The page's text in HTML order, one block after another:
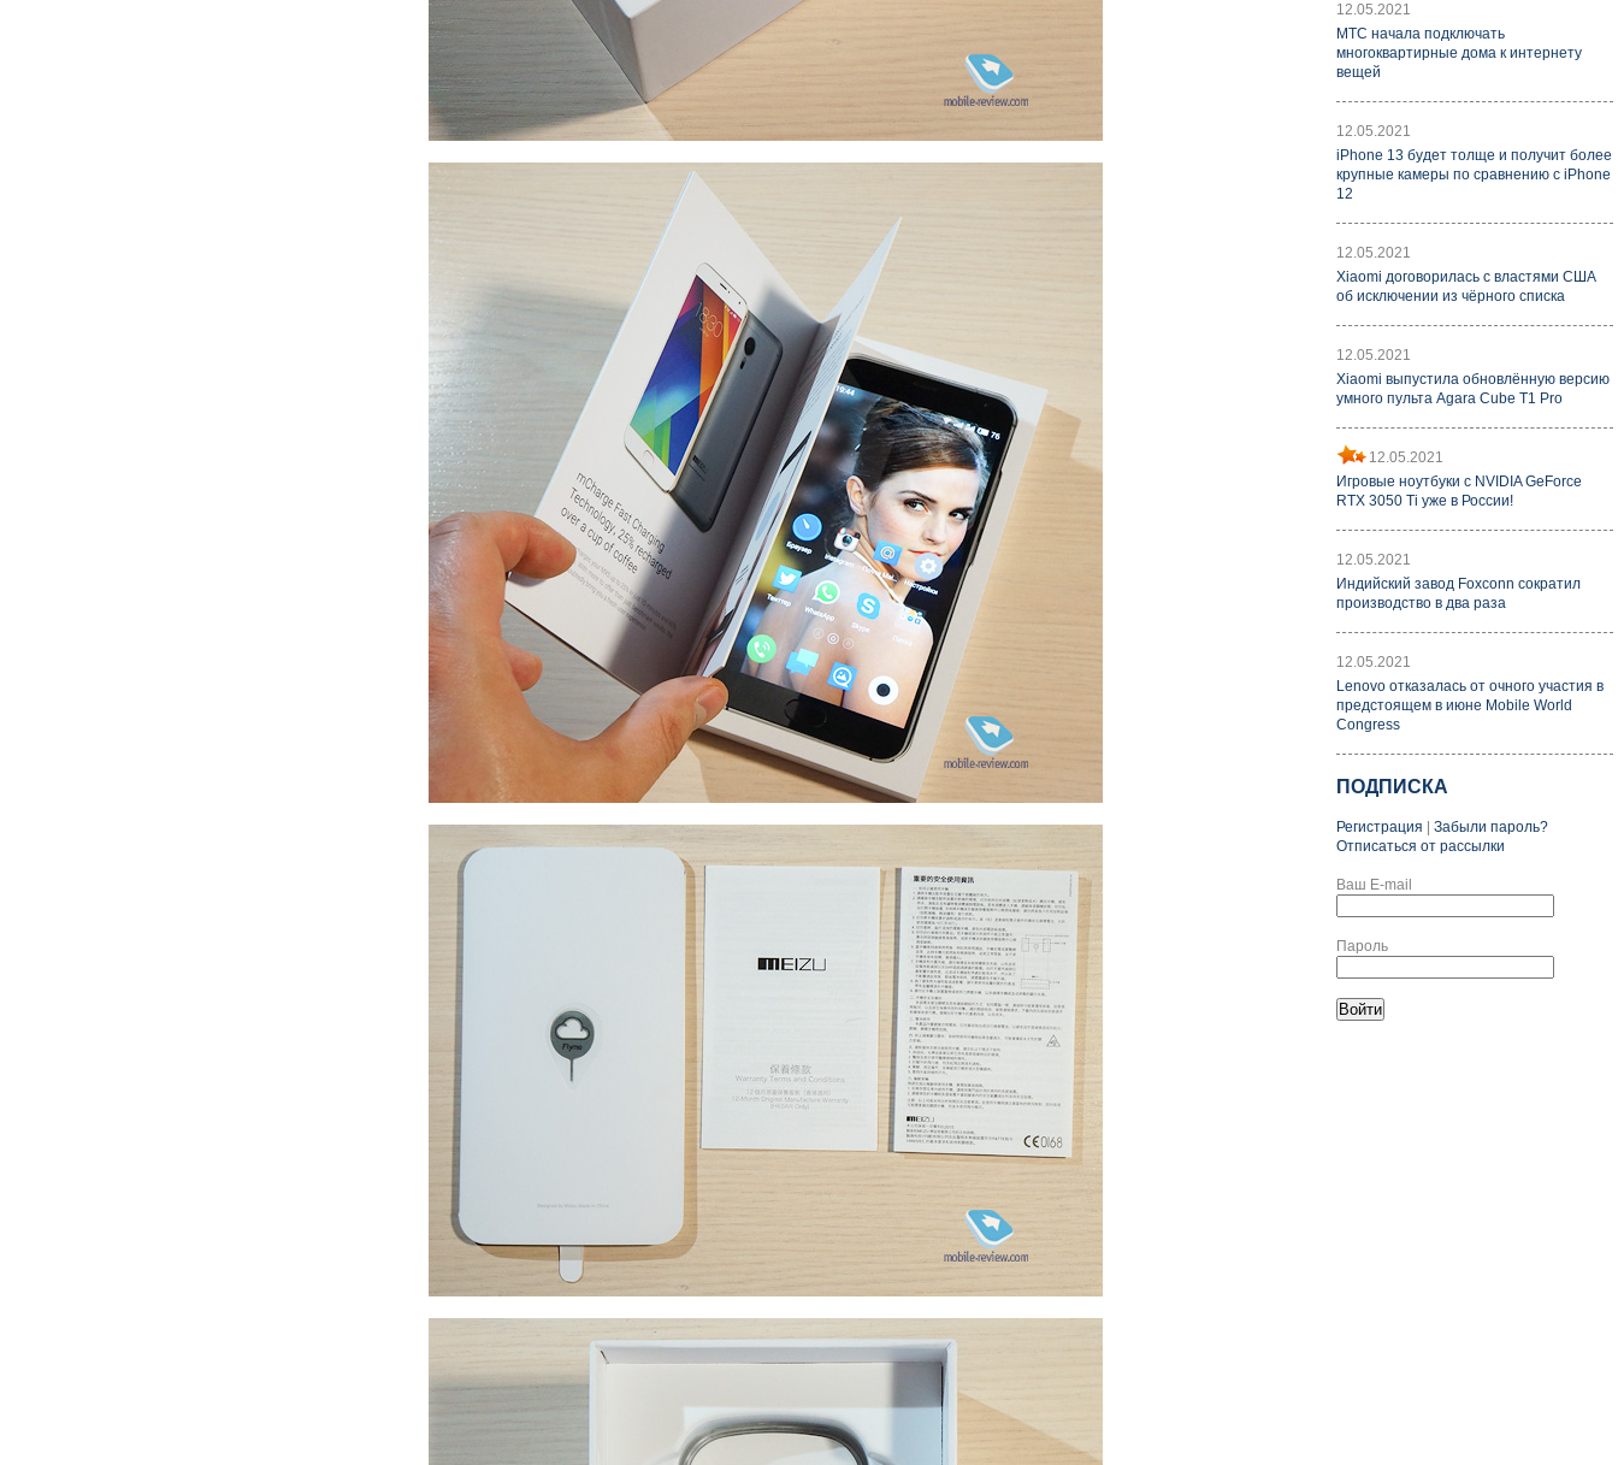
12.05.2021
МТС начала подключать
многоквартирные дома к интернету
вещей
12.05.2021
iPhone 13 будет толще и получит более
крупные камеры по сравнению с iPhone
12
12.05.2021
Xiaomi договорилась с властями США
об исключении из чёрного списка
12.05.2021
Xiaomi выпустила обновлённую версию
умного пульта Agara Cube T1 Pro
12.05.2021
Игровые ноутбуки с NVIDIA GeForce
RTX 3050 Ti уже в России!
12.05.2021
Индийский завод Foxconn сократил
производство в два раза
12.05.2021
Lenovo отказалась от очного участия в
предстоящем в июне Mobile World
Congress
ПОДПИСКА
Регистрация
Забыли пароль?
Отписаться от рассылки
Ваш E-mail
Пароль